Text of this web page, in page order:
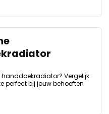
handdoekradiator? Vergelijk
perfect bij jouw behoeften